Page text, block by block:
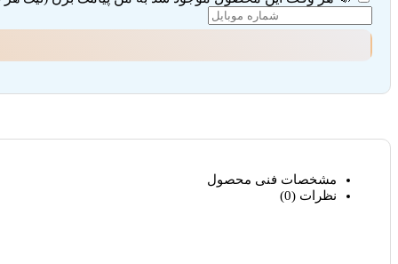
مشخصات فنی محصول
نظرات (0)